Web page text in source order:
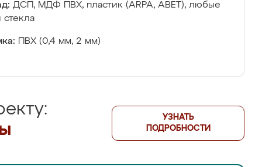
ДСП, МДФ ПВХ, пластик (ARPA, ABET), любые
стекла
ПВХ (0,4 мм, 2 мм)
УЗНАТЬ
ПОДРОБНОСТИ